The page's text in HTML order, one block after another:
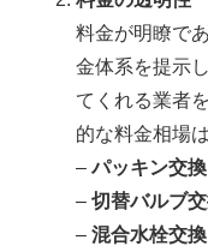
料金が明瞭で
金体系を提示
てくれる業者
的な料金相場
–パッキン交換
– 切替バルブ
– 混合水栓交換